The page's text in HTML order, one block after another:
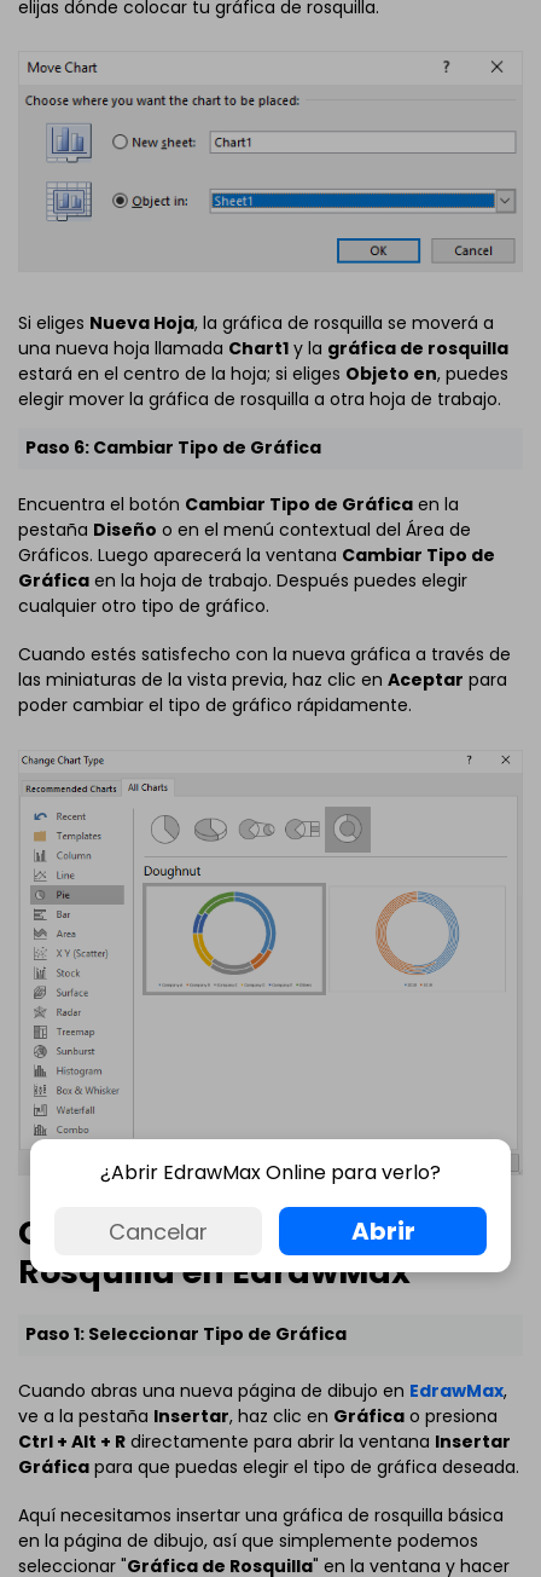
elijas dónde colocar tu gráfica de rosquilla.
Si eliges Nueva Hoja, la gráfica de rosquilla se moverá a
una nueva hoja llamada Chart1 y la gráfica de rosquilla
estará en el centro de la hoja; si eliges Objeto en, puedes
elegir mover la gráfica de rosquilla a otra hoja de trabajo.
Paso 6: Cambiar Tipo de Gráfica
Encuentra el botón Cambiar Tipo de Gráfica en la
pestaña Diseño o en el menú contextual del Área de
Gráficos. Luego aparecerá la ventana Cambiar Tipo de
Gráfica en la hoja de trabajo. Después puedes elegir
cualquier otro tipo de gráfico.
Cuando estés satisfecho con la nueva gráfica a través de
las miniaturas de la vista previa, haz clic en Aceptar para
poder cambiar el tipo de gráfico rápidamente.
Cómo Hacer una Gráfica de
Rosquilla en EdrawMax
Paso 1: Seleccionar Tipo de Gráfica
Cuando abras una nueva página de dibujo en EdrawMax,
ve a la pestaña Insertar, haz clic en Gráfica o presiona
Ctrl + Alt + R directamente para abrir la ventana Insertar
Gráfica para que puedas elegir el tipo de gráfica deseada.
Aquí necesitamos insertar una gráfica de rosquilla básica
en la página de dibujo, así que simplemente podemos
seleccionar "Gráfica de Rosquilla" en la ventana y hacer
¿Abrir EdrawMax Online para verlo?
Cancelar Abrir